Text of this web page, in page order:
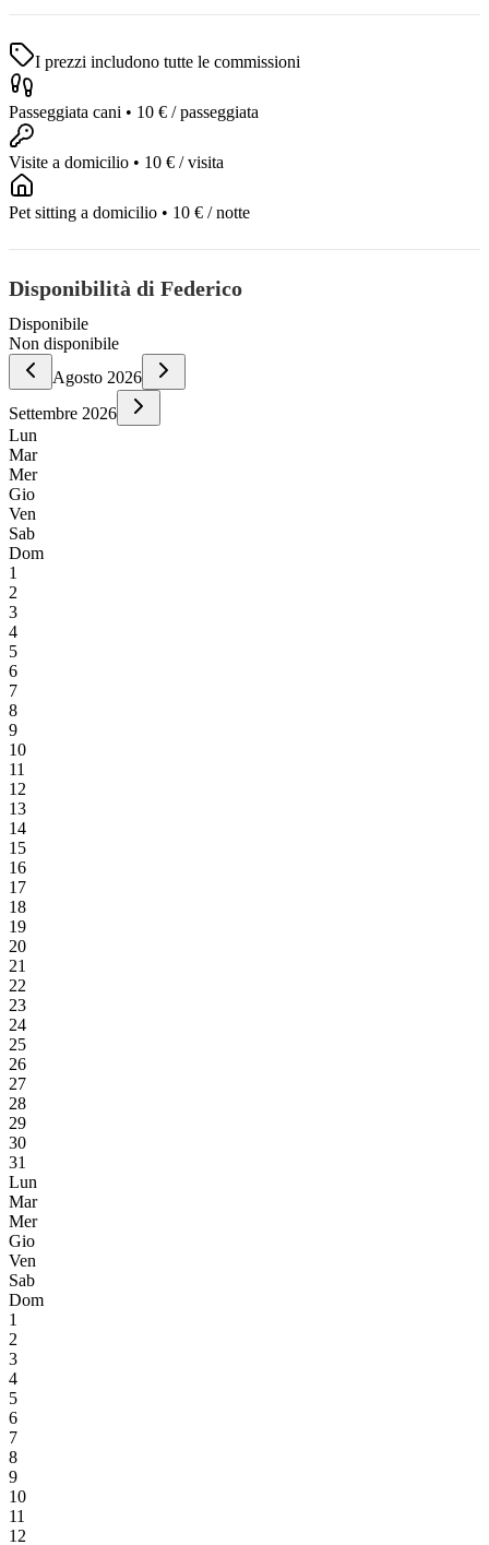
I prezzi includono tutte le commissioni
Passeggiata cani • 10 € / passeggiata
Visite a domicilio • 10 € / visita
Pet sitting a domicilio • 10 € / notte
Disponibilità di Federico
Disponibile
Non disponibile
Agosto 2026
Settembre 2026
Lun
Mar
Mer
Gio
Ven
Sab
Dom
1
2
3
4
5
6
7
8
9
10
11
12
13
14
15
16
17
18
19
20
21
22
23
24
25
26
27
28
29
30
31
Lun
Mar
Mer
Gio
Ven
Sab
Dom
1
2
3
4
5
6
7
8
9
10
11
12